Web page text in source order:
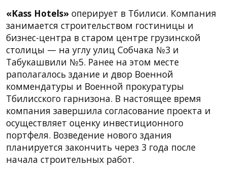
«Kass Hotels» оперирует в Тбилиси. Компания
занимается строительством гостиницы и
бизнес-центра в старом центре грузинской
столицы — на углу улиц Собчака №3 и
Табукашвили №5. Ранее на этом месте
раполагалось здание и двор Военной
коммендатуры и Военной прокуратуры
Тбилисского гарнизона. В настоящее время
компания завершила согласование проекта и
осуществляет оценку инвестиционного
портфеля. Возведение нового здания
планируется закончить через 3 года после
начала строительных работ.